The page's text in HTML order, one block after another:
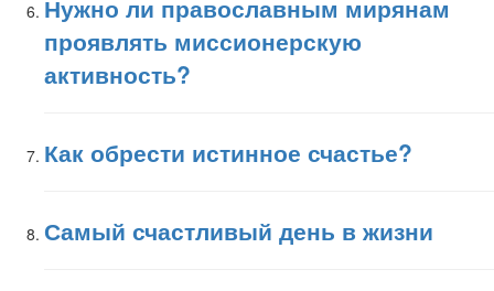
Нужно ли православным мирянам
проявлять миссионерскую
активность?
Как обрести истинное счастье?
Самый счастливый день в жизни